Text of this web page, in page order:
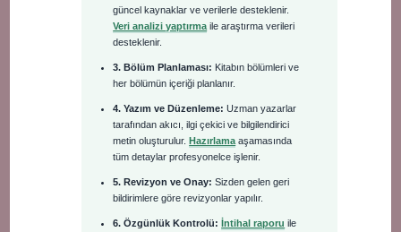
güncel kaynaklar ve verilerle desteklenir.
Veri analizi yaptırma ile araştırma verileri
desteklenir.
3. Bölüm Planlaması: Kitabın bölümleri ve
her bölümün içeriği planlanır.
4. Yazım ve Düzenleme: Uzman yazarlar
tarafından akıcı, ilgi çekici ve bilgilendirici
metin oluşturulur.Hazırlama aşamasında
tüm detaylar profesyonelce işlenir.
5. Revizyon ve Onay: Sizden gelen geri
bildirimlere göre revizyonlar yapılır.
6. Özgünlük Kontrolü: İntihal raporu ile